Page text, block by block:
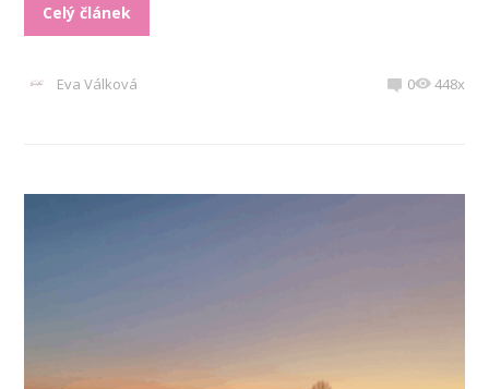
Celý článek
Eva Válková 0 448x